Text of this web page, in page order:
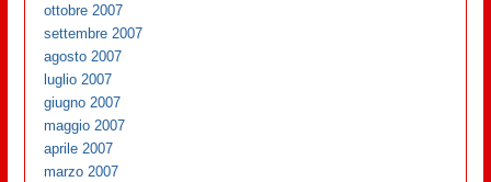
ottobre 2007
settembre 2007
agosto 2007
luglio 2007
giugno 2007
maggio 2007
aprile 2007
marzo 2007